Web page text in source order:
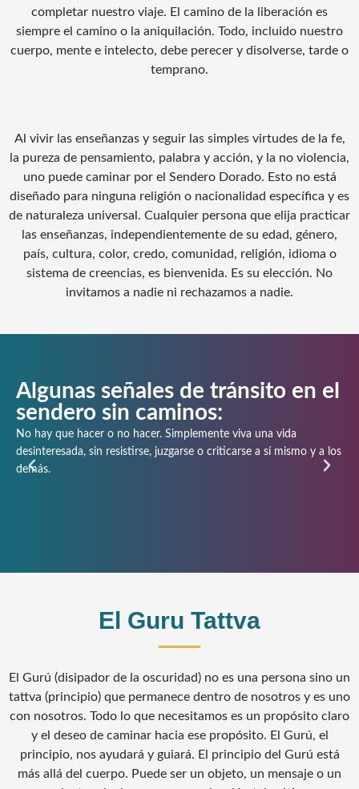
completar nuestro viaje. El camino de la liberación es
siempre el camino o la aniquilación. Todo, incluido nuestro
cuerpo, mente e intelecto, debe perecer y disolverse, tarde o
temprano.
Al vivir las enseñanzas y seguir las simples virtudes de la fe,
la pureza de pensamiento, palabra y acción, y la no violencia,
uno puede caminar por el Sendero Dorado. Esto no está
diseñado para ninguna religión o nacionalidad específica y es
de naturaleza universal. Cualquier persona que elija practicar
las enseñanzas, independientemente de su edad, género,
país, cultura, color, credo, comunidad, religión, idioma o
sistema de creencias, es bienvenida. Es su elección. No
invitamos a nadie ni rechazamos a nadie.
Algunas señales de tránsito en el
sendero sin caminos:
No hay que hacer o no hacer. Simplemente viva una vida
desinteresada, sin resistirse, juzgarse o criticarse a sí mismo y a los
demás.
El Guru Tattva
El Gurú (disipador de la oscuridad) no es una persona sino un
tattva (principio) que permanece dentro de nosotros y es uno
con nosotros. Todo lo que necesitamos es un propósito claro
y el deseo de caminar hacia ese propósito. El Gurú, el
principio, nos ayudará y guiará. El principio del Gurú está
más allá del cuerpo. Puede ser un objeto, un mensaje o un